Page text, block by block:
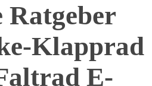
Ratgeber
Klapprad
E-